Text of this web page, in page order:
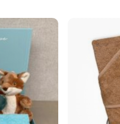
Toevoegen